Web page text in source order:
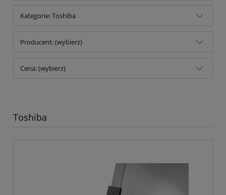
Kategorie: Toshiba
Producent: (wybierz)
Cena: (wybierz)
Toshiba